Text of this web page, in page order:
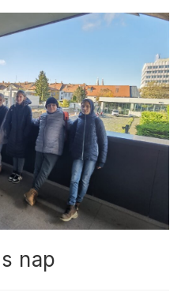
nap